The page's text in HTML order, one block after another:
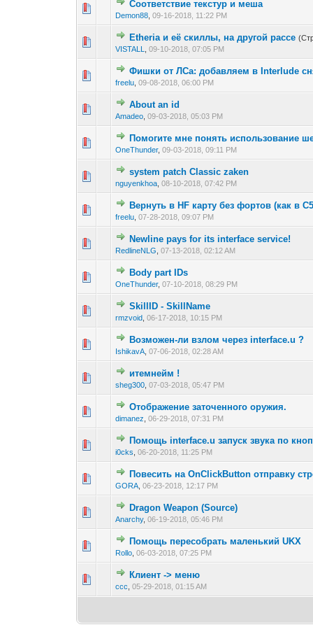
Соответствие текстур и меша
Demon88 ,09-16-2018, 11:22 PM
0 голос(ов) - 0 из
Etheria и её скиллы, на другой рассе
VISTALL
,09-10-2018, 07:05 PM
0 голос(ов) - 0 из
12
Фишки от ЛСа: добавляем в Interlude
freelu ,09-08-2018, 06:00 PM
0 голос(ов) - 0 из
12
About an id
Amadeo ,09-03-2018, 05:03 PM
Помогите мне понять использование
OneThunder,09-03-2018, 09:11 PM
0 голос(ов) - 0 из
12
system patch Classic zaken
nguyenkhoa ,08-10-2018, 07:42 PM
0 голос(ов) - 0 из
Вернуть в HF карту без фортов (как в
freelu ,07-28-2018, 09:07 PM
0 голос(ов) - 0 из
12
Newline pays for its interface service!
RedlineNLG ,07-13-2018, 02:12 AM
0 голос(ов) - 0 из
Body part IDs
OneThunder,07-10-2018, 08:29 PM
SkillID - SkillName
rmzvoid ,06-17-2018, 10:15 PM
Возможен-ли взлом через interface.u ?
IshikavA ,07-06-2018, 02:28 AM
0 голос(ов) - 0 из
1
итемнейм !
sheg300 ,07-03-2018, 05:47 PM
Отображение заточенного оружия.
dimanez ,06-29-2018, 07:31 PM
0 голос(ов) - 0 из
Помощь interface.u запуск звука по
i0cks ,06-20-2018, 11:25 PM
0 голос(ов) - 0 из
12
Повесить на OnClickButton отправку
GORA ,06-23-2018, 12:17 PM
0 голос(ов) - 0 из
12
Dragon Weapon (Source)
Anarchy,06-19-2018, 05:46 PM
0 голос(ов) - 0 из
Помощь пересобрать маленький UKX
Rollo ,06-03-2018, 07:25 PM
0 голос(ов) - 0 из
1
Клиент -> меню
ccc ,05-29-2018, 01:15 AM